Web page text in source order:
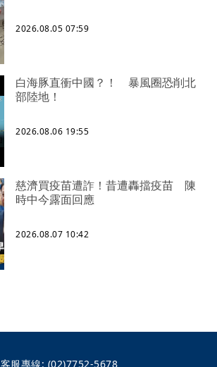
2026.08.05 07:59
白海豚直衝中國？！ 暴風圈恐削北
部陸地！
2026.08.06 19:55
慈濟買疫苗遭詐！昔遭轟擋疫苗 陳
時中今露面回應
2026.08.07 10:42
客服專線: (02)7752-5678